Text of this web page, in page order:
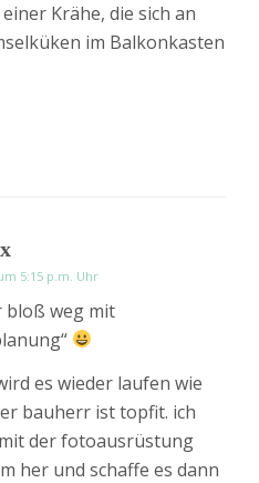
Krähe, die sich an
im Balkonkasten
5:15 p.m. Uhr
bloß weg mit
es wieder laufen wie
bauherr ist topfit. ich
der fotoausrüstung
her und schaffe es dann